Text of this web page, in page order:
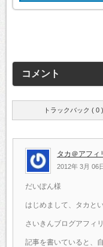
コメント
トラックバック ( 0 )
タカ＠アフィ
2012年 3月 06
だいぽん様
はじめまして、タカと
さいきんブログアフィ
記事を書いていると、